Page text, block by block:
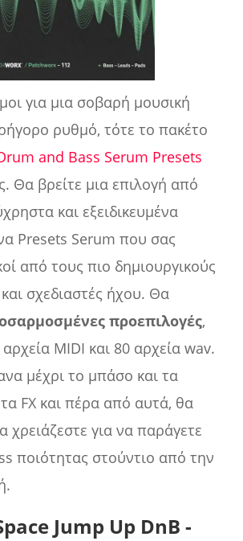
για μια σοβαρή μουσική
ρυθμό, τότε το πακέτο
and Bass Serum Presets
Θα βρείτε μια επιλογή από
και εξειδικευμένα
Presets Serum που σας
από τους πιο δημιουργικούς
σχεδιαστές ήχου. Θα
προεπιλογές,
MIDI και 80 αρχεία wav.
μέχρι το μπάσο και τα
FX και πέρα από αυτά, θα
χρειάζεστε για να παράγετε
ποιότητας στούντιο από την
Jump Up DnB -